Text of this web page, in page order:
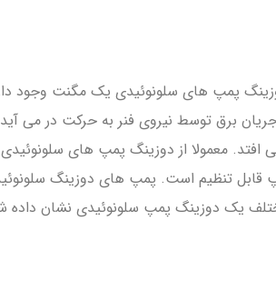
پمپ های سلونوئیدی یک مگنت وجود
برق توسط نیروی فنر به حرکت در می
معمولا از دوزینگ پمپ های
یک دوزینگ پمپ سلونوئیدی نشان